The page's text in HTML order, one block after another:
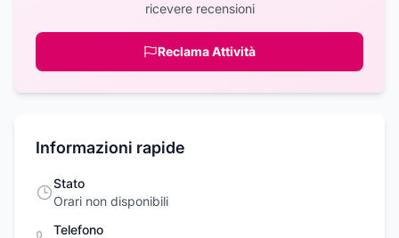
ricevere recensioni
Reclama Attività
Informazioni rapide
Stato
Orari non disponibili
Telefono